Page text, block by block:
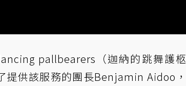
pallbearers（迦納的跳舞護柩
提供該服務的團長Benjamin Aidoo，